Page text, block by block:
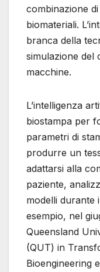
combinazione
biomateriali.
branca della
simulazione del
macchine.
L’intelligenza
biostampa per
parametri di
produrre un
adattarsi alla
paziente,
modelli durante
esempio, nel
Queensland
(QUT) in
Bioengineering